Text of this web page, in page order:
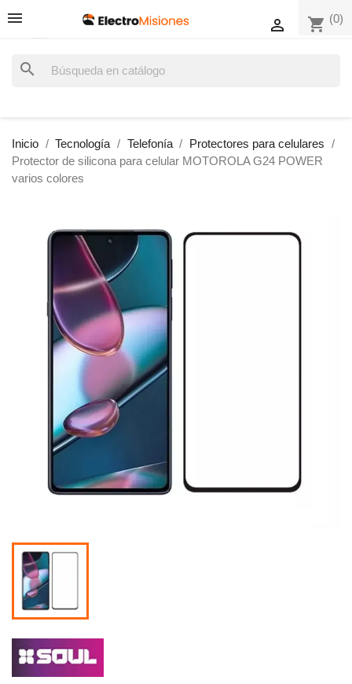
shopping_cart (0)

search
Inicio Tecnología Telefonía
Protectores para celulares
Protector de silicona para celular MOTOROLA G24 POWER
varios colores